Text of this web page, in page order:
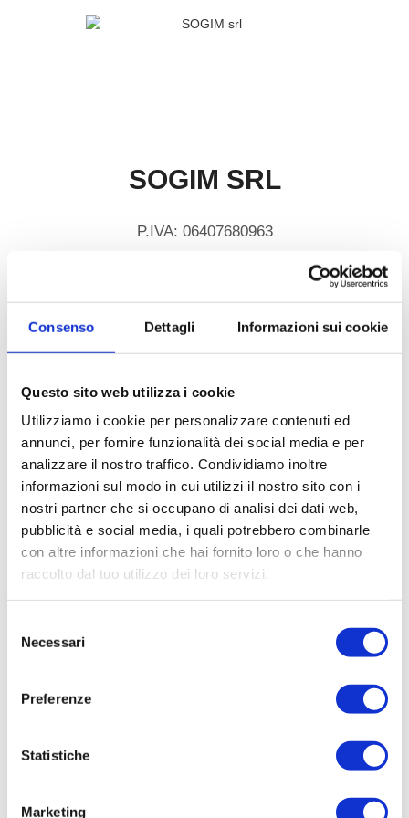
Consenso Dettagli Informazioni sui cookie
Questo sito web utilizza i cookie
Utilizziamo i cookie per personalizzare contenuti ed
annunci, per fornire funzionalità dei social media e per
analizzare il nostro traffico. Condividiamo inoltre
informazioni sul modo in cui utilizzi il nostro sito con i
nostri partner che si occupano di analisi dei dati web,
pubblicità e social media, i quali potrebbero combinarle
con altre informazioni che hai fornito loro o che hanno
raccolto dal tuo utilizzo dei loro servizi.
delNecessari
Preferenze
Statistiche
Marketing
SOGIM SRL
P.IVA: 06407680963
02660709 ...
CONTATTACI
* Nome
Cognome
* Telefono